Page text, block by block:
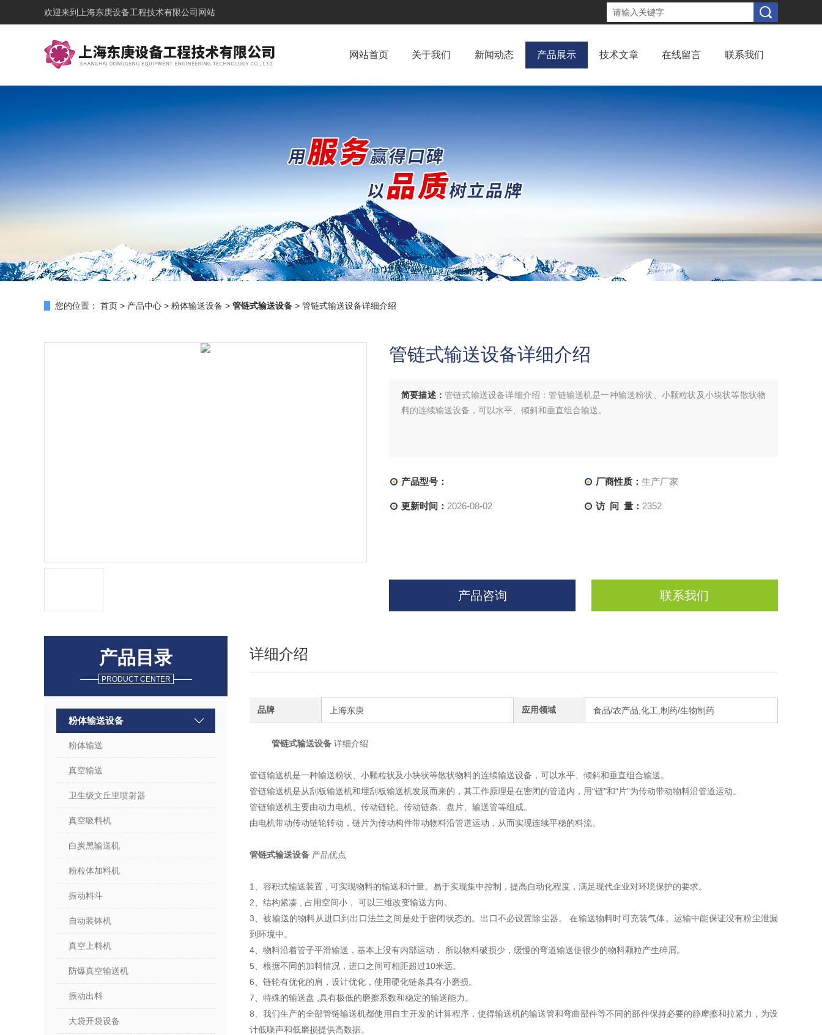
欢迎来到 上海东庚设备工程技术有限公司网站
网站首页 关于我们 新闻动态 产品展示 技术文章 在线留言 联系我们
您的位置： 首页 > 产品中心 > 粉体输送设备 > 管链式输送设备 > 管链式输送设备详细介绍
管链式输送设备详细介绍
简要描述： 管链式输送设备详细介绍：管链输送机是一种输送粉状、小颗粒状及小块状等散状物
料的连续输送设备，可以水平、倾斜和垂直组合输送。
产品型号： 厂商性质： 生产厂家
更新时间： 2026-08-02 访 问 量： 2352
产品咨询 联系我们
详细介绍
品牌 上海东庚 应用领域 食品/农产品,化工,制药/生物制药
管链式输送设备 详细介绍
管链输送机是一种输送粉状、小颗粒状及小块状等散状物料的连续输送设备，可以水平、倾斜和垂直组合输送。
管链输送机是从刮板输送机和埋刮板输送机发展而来的，其工作原理是在密闭的管道内，用“链"和“片"为传动带动物料沿管道运动。
管链输送机主要由动力电机、传动链轮、传动链条、盘片、输送管等组成。
由电机带动传动链轮转动，链片为传动构件带动物料沿管道运动，从而实现连续平稳的料流。
管链式输送设备 产品优点
1、容积式输送装置 , 可实现物料的输送和计量。易于实现集中控制，提高自动化程度，满足现代企业对环境保护的要求。
2、结构紧凑 , 占用空间小， 可以三维改变输送方向。
3、被输送的物料从进口到出口法兰之间是处于密闭状态的。出口不必设置除尘器。 在输送物料时可充装气体。运输中能保证没有粉尘泄漏
到环境中。
4、物料沿着管子平滑输送，基本上没有内部运动， 所以物料破损少，缓慢的弯道输送使很少的物料颗粒产生碎屑。
5、根据不同的加料情况，进口之间可相距超过10米远。
6、链轮有优化的肩，设计优化，使用硬化链条具有小磨损。
7、特殊的输送盘 ,具有极低的磨擦系数和稳定的输送能力。
8、我们生产的全部管链输送机都使用自主开发的计算程序，使得输送机的输送管和弯曲部件等不同的部件保持必要的静摩擦和拉紧力，为设
计低噪声和低磨损提供高数据。
产品目录
PRODUCT CENTER
粉体输送设备
粉体输送
真空输送
卫生级文丘里喷射器
真空吸料机
白炭黑输送机
粉粒体加料机
振动料斗
自动装钵机
真空上料机
防爆真空输送机
振动出料
大袋开袋设备